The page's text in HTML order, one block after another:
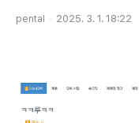
pental 2025. 3. 1. 18:22